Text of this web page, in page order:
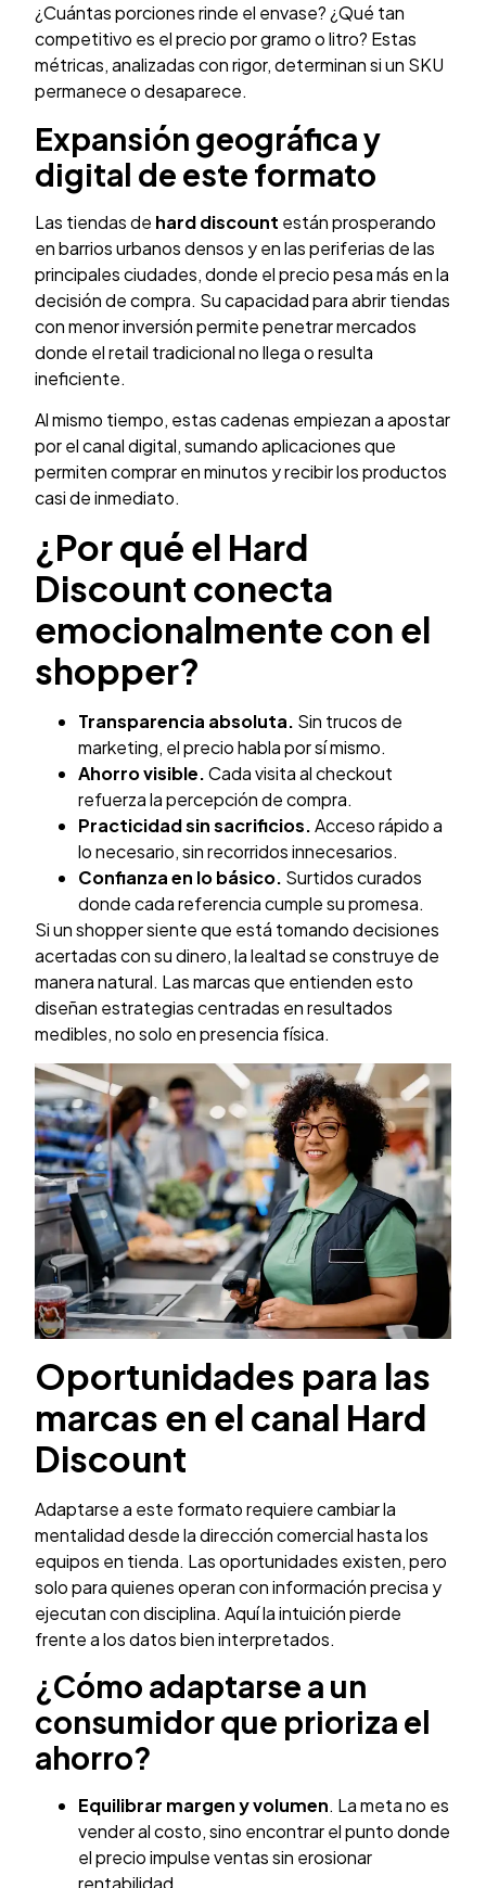
¿Cuántas porciones rinde el envase? ¿Qué tan
competitivo es el precio por gramo o litro? Estas
métricas, analizadas con rigor, determinan si un SKU
permanece o desaparece.
Expansión geográfica y
digital de este formato
Las tiendas de hard discount están prosperando
en barrios urbanos densos y en las periferias de las
principales ciudades, donde el precio pesa más en la
decisión de compra. Su capacidad para abrir tiendas
con menor inversión permite penetrar mercados
donde el retail tradicional no llega o resulta
ineficiente.
Al mismo tiempo, estas cadenas empiezan a apostar
por el canal digital, sumando aplicaciones que
permiten comprar en minutos y recibir los productos
casi de inmediato.
¿Por qué el Hard
Discount conecta
emocionalmente con el
shopper?
Transparencia absoluta. Sin trucos de
marketing, el precio habla por sí mismo.
Ahorro visible.Cada visita al checkout
refuerza la percepción de compra.
Practicidad sin sacrificios.Acceso rápido a
lo necesario, sin recorridos innecesarios.
Confianza en lo básico. Surtidos curados
donde cada referencia cumple su promesa.
Si un shopper siente que está tomando decisiones
acertadas con su dinero, la lealtad se construye de
manera natural. Las marcas que entienden esto
diseñan estrategias centradas en resultados
medibles, no solo en presencia física.
Oportunidades para las
marcas en el canal Hard
Discount
Adaptarse a este formato requiere cambiar la
mentalidad desde la dirección comercial hasta los
equipos en tienda. Las oportunidades existen, pero
solo para quienes operan con información precisa y
ejecutan con disciplina. Aquí la intuición pierde
frente a los datos bien interpretados.
¿Cómo adaptarse a un
consumidor que prioriza el
ahorro?
Equilibrar margen y volumen. La meta no es
vender al costo, sino encontrar el punto donde
el precio impulse ventas sin erosionar
rentabilidad.